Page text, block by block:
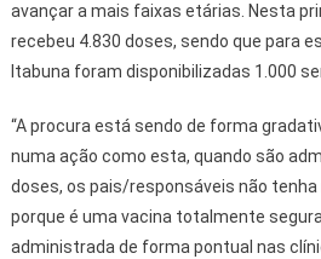
avançar a mais faixas etárias. Nesta
recebeu 4.830 doses, sendo que para
Itabuna foram disponibilizadas 1.000
“A procura está sendo de forma
numa ação como esta, quando são
doses, os pais/responsáveis não tenha
porque é uma vacina totalmente
administrada de forma pontual nas